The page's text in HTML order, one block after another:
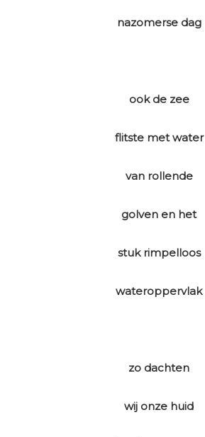
nazomerse dag
ook de zee
flitste met water
van rollende
golven en het
stuk rimpelloos
wateroppervlak
zo dachten
wij onze huid